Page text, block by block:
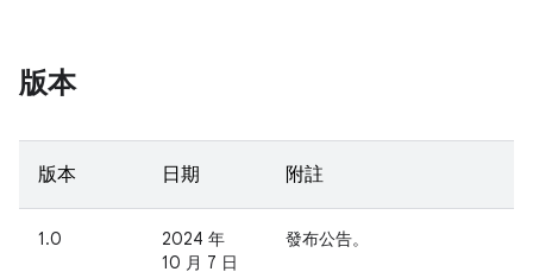
版本
版本 日期 附註
1.0
2024 年
10 月 7 日
發布公告。